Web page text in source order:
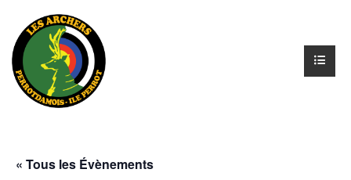
« Tous les Évènements